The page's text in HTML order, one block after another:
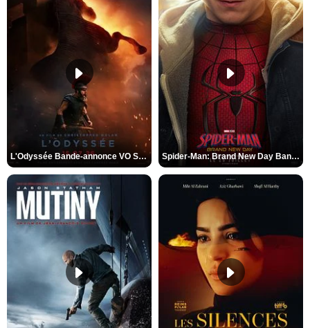
L'Odyssée Bande-annonce VO STFR Spider-Man: Brand New Day Bande-annonce VO STFR